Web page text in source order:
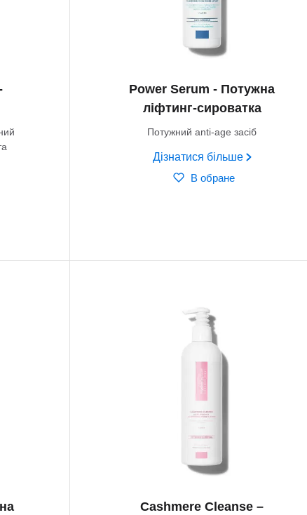
Power Serum - Потужна
ліфтинг-сироватка
Потужний anti-age засіб
Дізнатися більше
В обране
Cashmere Cleanse –